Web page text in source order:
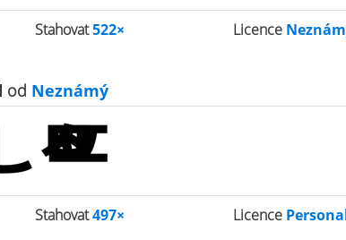
Stahovat522× Licence
od Neznámý
Stahovat497× Licence